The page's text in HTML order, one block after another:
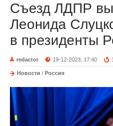
Съезд ЛДПР
Леонида
в президенты
redactor 19-12-2023, 17:40
Новости / Россия